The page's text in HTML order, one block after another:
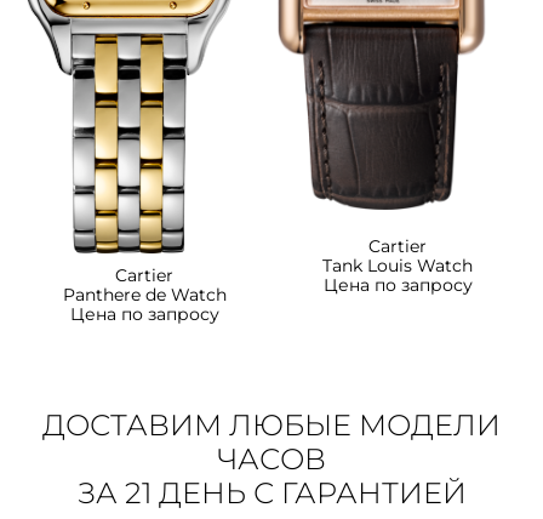
Cartier
Panthere de Watch
Цена по запросу
Cartier
Tank Louis Watch
Цена по запросу
ДОСТАВИМ ЛЮБЫЕ МОДЕЛИ
ЧАСОВ
ЗА 21 ДЕНЬ С ГАРАНТИЕЙ